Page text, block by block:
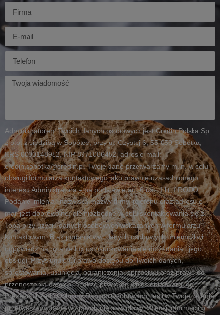
E-
mail
Twoja
Administratorem Twoich danych osobowych jest Credin Polska Sp.
z o.o. z siedzibą w Sobótce, przy ul. Czystej 6, 55-050 Sobótka,
KRS 0000148982, NIP 8971006452, adres e-mail:
credin.sobotka@credin.pl. Twoje dane przetwarzamy m.in. w celu
obsługi formularza kontaktowego jako prawnie uzasadnionego
interesu Administratora – na podstawie art. 6 ust. 1 lit. f RODO.
Podanie imienia i nazwiska, nazwy firmy, telefonu oraz adresu e-
mail jest dobrowolne, ale niezbędne w celu skontaktowania się z
Tobą przy użyciu danych osobowych wskazanych w formularzu
kontaktowym. Brak podania ww. danych osobowych uniemożliwi
odpowiedź na pytanie lub ustosunkowanie się do żądania i jego
obsługi. Przysługuje Ci prawo dostępu do Twoich danych,
sprostowania, usunięcia, ograniczenia, sprzeciwu oraz prawo do
przenoszenia danych, a także prawo do wniesienia skargi do
Prezesa Urzędu Ochrony Danych Osobowych, jeśli w Twojej ocenie
przetwarzamy dane w sposób nieprawidłowy. Więcej informacji o